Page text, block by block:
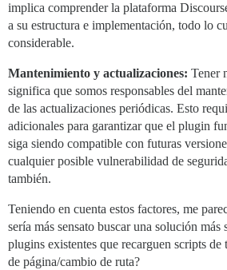
implica comprender la plataforma
a su estructura e implementación, todo lo
considerable.
Mantenimiento y actualizaciones: Tener
significa que somos responsables del
de las actualizaciones periódicas. Esto
adicionales para garantizar que el plugin
siga siendo compatible con futuras
cualquier posible vulnerabilidad de
también.
Teniendo en cuenta estos factores, me
sería más sensato buscar una solución
plugins existentes que recarguen scripts de
de página/cambio de ruta?